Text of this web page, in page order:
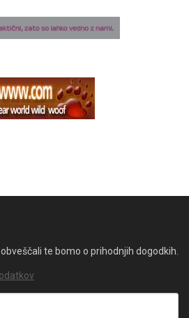
te bomo o prihodnjih dogodkih.